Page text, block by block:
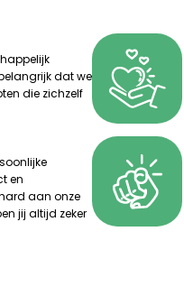
dat we
die zichzelf
en
aan onze
jij altijd zeker